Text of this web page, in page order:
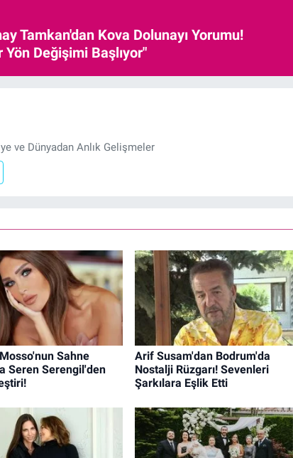
Tamkan'dan Kova Dolunayı Yorumu!
Değişimi Başlıyor"
ve Dünyadan Anlık Gelişmeler
Sahne
Seren Serengil'den
Arif Susam'dan Bodrum'da
Nostalji Rüzgarı! Sevenleri
Şarkılara Eşlik Etti